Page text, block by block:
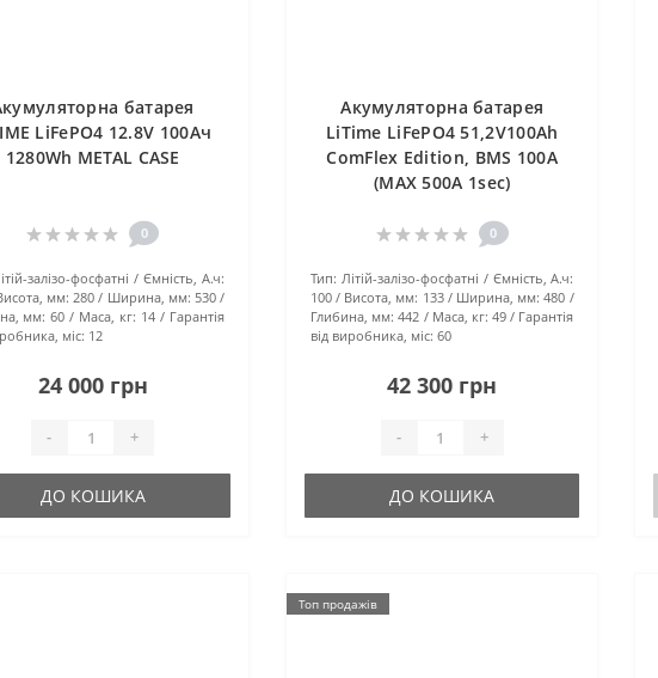
батарея
LiFePO4 12.8V 100Ач
1280Wh METAL CASE
0
залізо-фосфатні
Ємність, А.ч:
мм: 280 Ширина, мм: 530
мм: 60 Маса, кг: 14
Гарантія
міс: 12
24 000 грн
- +
ДО КОШИКА
Акумуляторна батарея
LiTimе LiFePO4 51,2V100Ah
ComFlex Edition, BMS 100A
(MAX 500A 1sec)
0
Тип: Літій-залізо-фосфатні
Ємність, А.ч:
100
Висота, мм: 133 Ширина, мм: 480
Глибина, мм: 442 Маса, кг: 49
Гарантія
від виробника, міс: 60
42 300 грн
- +
ДО КОШИКА
Топ продажів